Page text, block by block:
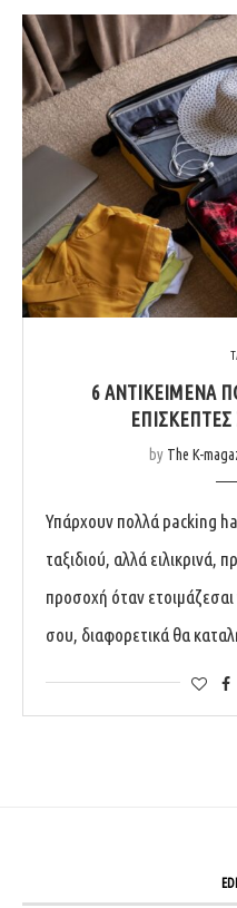
6 ΑΝΤΙΚΕΙΜΕΝΑ
ΕΠΙΣΚΕΠΤΕΣ
by The K-
Υπάρχουν πολλά packing
ταξιδιού, αλλά ειλικρινά,
προσοχή όταν
σου, διαφορετικά θα